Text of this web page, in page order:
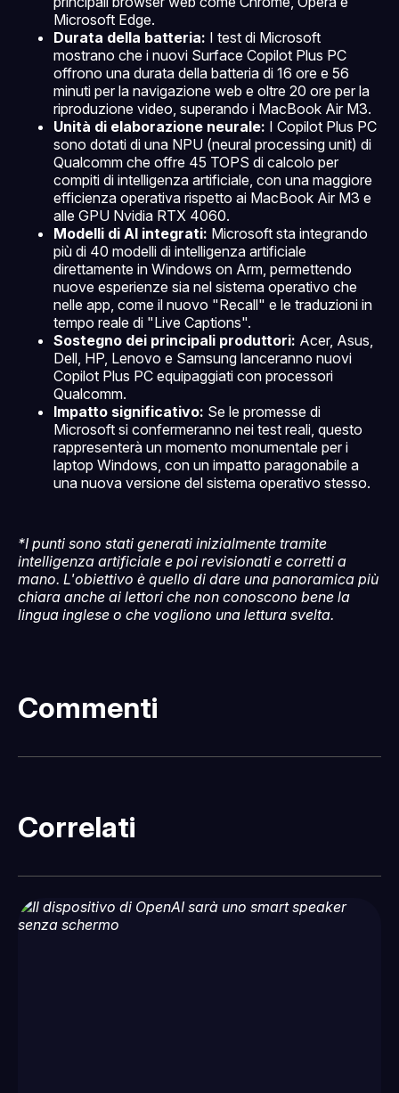
Microsoft Edge.
Durata della batteria: I test di Microsoft
mostrano che i nuovi Surface Copilot Plus PC
offrono una durata della batteria di 16 ore e 56
minuti per la navigazione web e oltre 20 ore per la
riproduzione video, superando i MacBook Air M3.
Unità di elaborazione neurale: I Copilot Plus PC
sono dotati di una NPU (neural processing unit) di
Qualcomm che offre 45 TOPS di calcolo per
compiti di intelligenza artificiale, con una maggiore
efficienza operativa rispetto ai MacBook Air M3 e
alle GPU Nvidia RTX 4060.
Modelli di AI integrati: Microsoft sta integrando
più di 40 modelli di intelligenza artificiale
direttamente in Windows on Arm, permettendo
nuove esperienze sia nel sistema operativo che
nelle app, come il nuovo "Recall" e le traduzioni in
tempo reale di "Live Captions".
Sostegno dei principali produttori: Acer, Asus,
Dell, HP, Lenovo e Samsung lanceranno nuovi
Copilot Plus PC equipaggiati con processori
Qualcomm.
Impatto significativo: Se le promesse di
Microsoft si confermeranno nei test reali, questo
rappresenterà un momento monumentale per i
laptop Windows, con un impatto paragonabile a
una nuova versione del sistema operativo stesso.
*I punti sono stati generati inizialmente tramite
intelligenza artificiale e poi revisionati e corretti a
mano. L'obiettivo è quello di dare una panoramica più
chiara anche ai lettori che non conoscono bene la
lingua inglese o che vogliono una lettura svelta.
Commenti
Correlati